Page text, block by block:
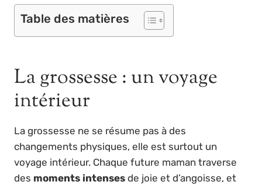
Table des matières
La grossesse : un voyage
intérieur
La grossesse ne se résume pas à des
changements physiques, elle est surtout un
voyage intérieur. Chaque future maman traverse
des moments intenses de joie et d’angoisse, et